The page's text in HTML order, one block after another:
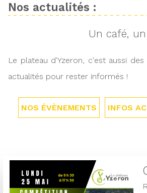
Nos actualités :
Un café,
Le plateau d'Yzeron, c'est aussi
actualités pour rester informés !
NOS ÉVÈNEMENTS INFOS